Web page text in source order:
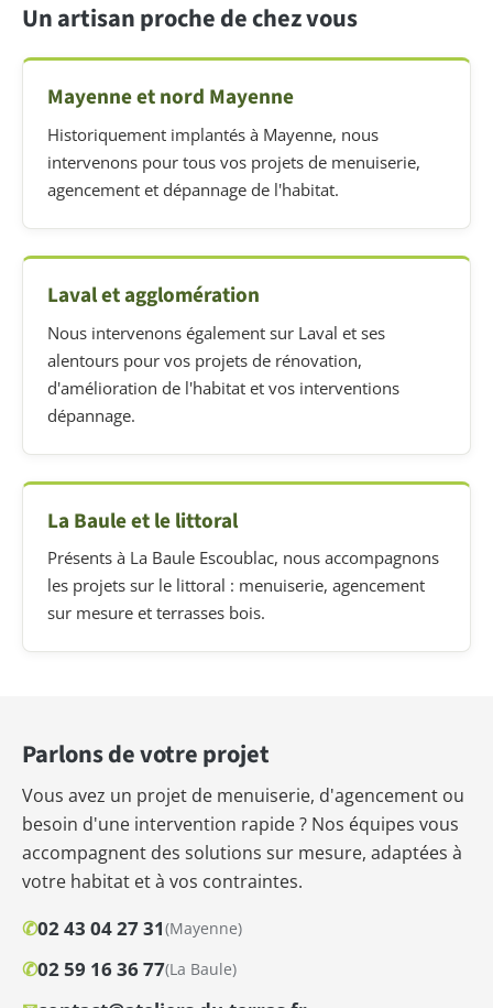
Un artisan proche de chez vous
Mayenne et nord Mayenne
Historiquement implantés à Mayenne, nous
intervenons pour tous vos projets de menuiserie,
agencement et dépannage de l'habitat.
Laval et agglomération
Nous intervenons également sur Laval et ses
alentours pour vos projets de rénovation,
d'amélioration de l'habitat et vos interventions
dépannage.
La Baule et le littoral
Présents à La Baule Escoublac, nous accompagnons
les projets sur le littoral : menuiserie, agencement
sur mesure et terrasses bois.
Parlons de votre projet
Vous avez un projet de menuiserie, d'agencement ou
besoin d'une intervention rapide ? Nos équipes vous
accompagnent des solutions sur mesure, adaptées à
votre habitat et à vos contraintes.
✆02 43 04 27 31(Mayenne)
✆02 59 16 36 77(La Baule)